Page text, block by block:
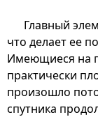
Главный
что делает ее
Имеющиеся на
практически
произошло
спутника